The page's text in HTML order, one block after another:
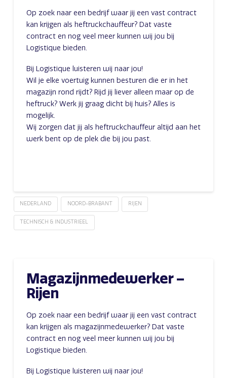
Op zoek naar een bedrijf waar jij een vast contract
kan krijgen als heftruckchauffeur? Dat vaste
contract en nog veel meer kunnen wij jou bij
Logistique bieden.
Bij Logistique luisteren wij naar jou!
Wil je elke voertuig kunnen besturen die er in het
magazijn rond rijdt? Rijd jij liever alleen maar op de
heftruck? Werk jij graag dicht bij huis? Alles is
mogelijk.
Wij zorgen dat jij als heftruckchauffeur altijd aan het
werk bent op de plek die bij jou past.
NEDERLAND NOORD-BRABANT RIJEN
TECHNISCH & INDUSTRIEEL
Magazijnmedewerker –
Rijen
Op zoek naar een bedrijf waar jij een vast contract
kan krijgen als magazijnmedewerker? Dat vaste
contract en nog veel meer kunnen wij jou bij
Logistique bieden.
Bij Logistique luisteren wij naar jou!